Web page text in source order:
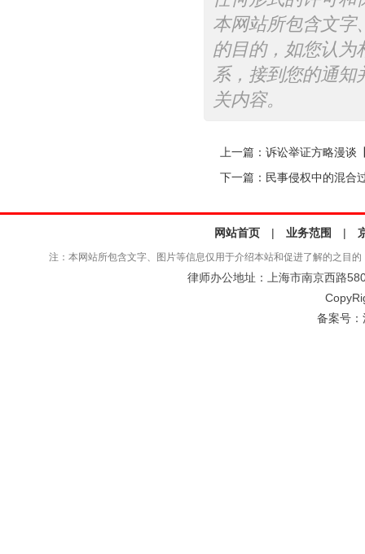
本网站所包含文字
的目的，如您认为
系，接到您的通知
关内容。
上一篇： 诉讼举证方略漫谈
下一篇： 民事侵权中的混合
网站首页 | 业务范围 |
注：本网站所包含文字、图片等信息仅用于介绍本站和促进了解的之目
律师办公地址：上海市南京西路
备案号：